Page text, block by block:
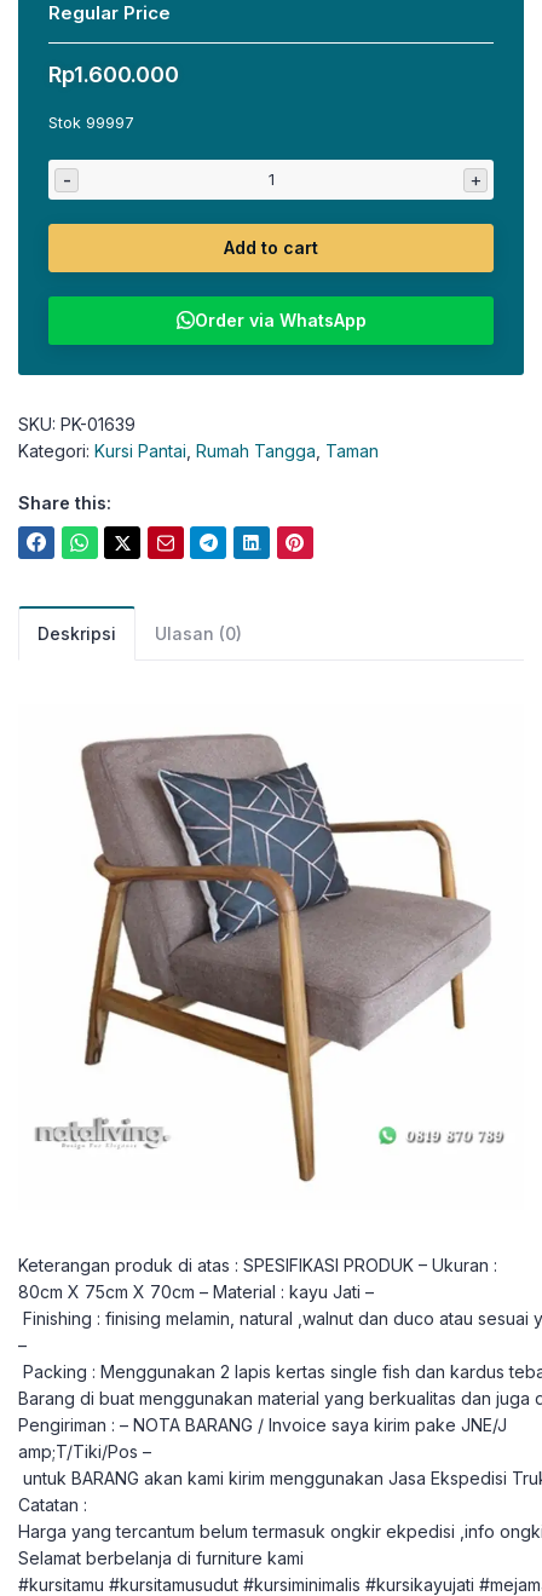
Regular Price
Rp1.600.000
Stok 99997
- +
Add to cart
Order via WhatsApp
SKU: PK-01639
Kategori: Kursi Pantai Rumah Tangga Taman
Share this:
Deskripsi Ulasan (0)
Keterangan produk di atas : SPESIFIKASI PRODUK – Ukuran :
80cm X 75cm X 70cm – Material : kayu Jati –
Finishing : finising melamin, natural ,walnut dan duco atau sesuai
–
Packing : Menggunakan 2 lapis kertas single fish dan kardus
Barang di buat menggunakan material yang berkualitas dan
Pengiriman : – NOTA BARANG / Invoice saya kirim pake JNE/J
amp;T/Tiki/Pos –
untuk BARANG akan kami kirim menggunakan Jasa Ekspedisi
Catatan :
Harga yang tercantum belum termasuk ongkir ekpedisi ,info
Selamat berbelanja di furniture kami
#kursitamu #kursitamusudut #kursiminimalis #kursikayujati